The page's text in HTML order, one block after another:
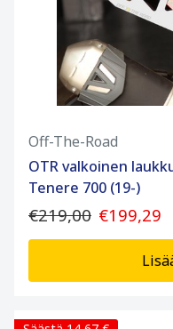
Off-The-Road
OTR valkoinen
Tenere 700 (19-)
€219,00 €199,29